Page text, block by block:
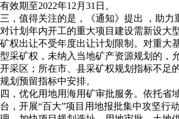
有效期至2022年12月31日。
三，值得关注的是，《通知》提出 ，助力
对计划年内开工的重大项目建设需新设大
矿权出让不受年度出让计划限制。对重大
型采矿权，未纳入当地矿产资源规划的，
开采区；所在市、县采矿权规划指标不足
规划预留指标中安排。
四，优化用地用海用矿审批服务。依托省
台，开展“百大”项目用地报批集中攻坚行